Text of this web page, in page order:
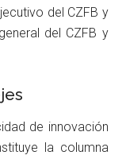
del CZFB y
del CZFB y
de innovación
la columna